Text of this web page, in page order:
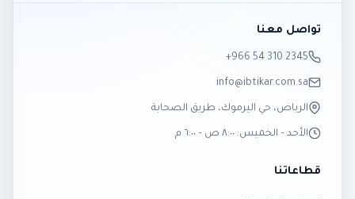
تواصل معنا
‎+966 54 310 2345
info@ibtikar.com.sa
الرياض، حي اليرموك، طريق الصحابة
الأحد – الخميس: ٨:٠٠ ص – ٦:٠٠ م
قطاعاتنا